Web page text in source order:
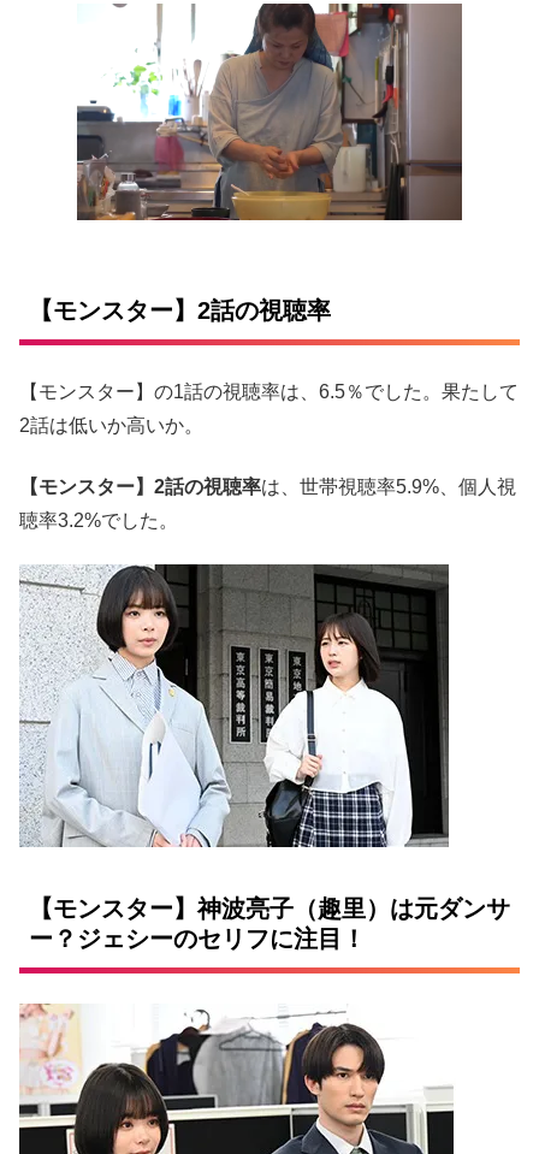
【モンスター】2話の視聴率
【モンスター】の1話の視聴率は、6.5％でした。果たして
2話は低いか高いか。
【モンスター】2話の視聴率は、世帯視聴率5.9%、個人視
聴率3.2%でした。
【モンスター】神波亮子（趣里）は元ダンサ
ー？ジェシーのセリフに注目！